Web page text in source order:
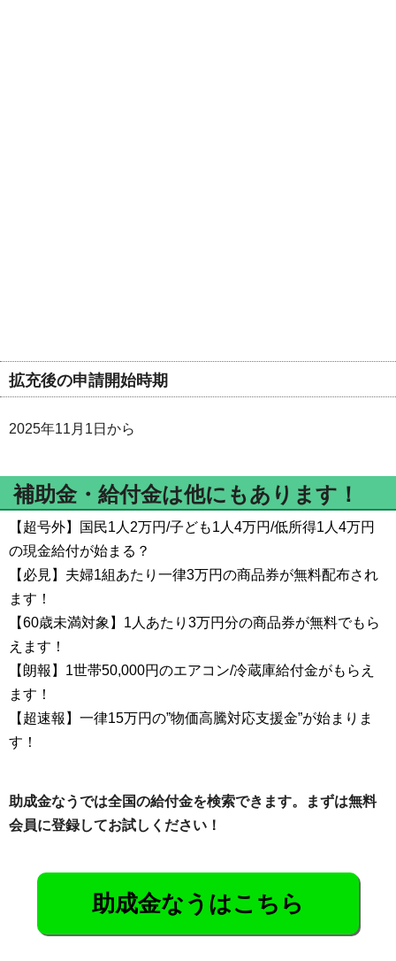
拡充後の申請開始時期
2025年11月1日から
補助金・給付金は他にもあります！
【超号外】国民1人2万円/子ども1人4万円/低所得1人4万円
の現金給付が始まる？
【必見】夫婦1組あたり一律3万円の商品券が無料配布され
ます！
【60歳未満対象】1人あたり3万円分の商品券が無料でもら
えます！
【朗報】1世帯50,000円のエアコン/冷蔵庫給付金がもらえ
ます！
【超速報】一律15万円の”物価高騰対応支援金”が始まりま
す！
助成金なうでは全国の給付金を検索できます。まずは無料
会員に登録してお試しください！
助成金なうはこちら